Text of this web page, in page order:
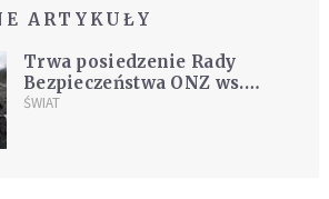
ARTYKUŁY
Trwa posiedzenie Rady
Bezpieczeństwa ONZ ws.
rosyjskich zbrodni
ŚWIAT